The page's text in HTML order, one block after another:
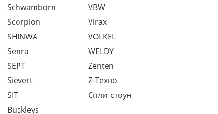
Schwamborn
Scorpion
SHINWA
Senra
SEPT
Sievert
SIT
VBW
Virax
VOLKEL
WELDY
Zenten
Z-Техно
Сплитстоун
Buckleys